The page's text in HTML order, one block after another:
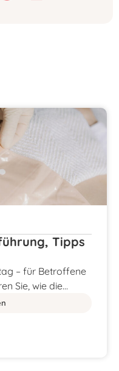
Tipps
– für Betroffene
Sie, wie die…